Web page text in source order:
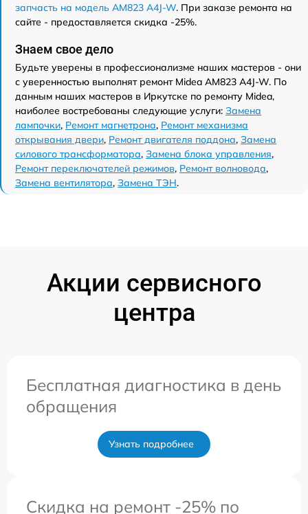
запчасть на модель AM823 A4J-W. При заказе ремонта на
сайте - предоставляется скидка -25%.
Знаем свое дело
Будьте уверены в профессионализме наших мастеров - они
с уверенностью выполнят ремонт Midea AM823 A4J-W. По
данным наших мастеров в Иркутске по ремонту Midea,
наиболее востребованы следующие услуги: Замена
лампочки, Ремонт магнетрона, Ремонт механизма
открывания двери, Ремонт двигателя поддона, Замена
силового трансформатора, Замена блока управления,
Ремонт переключателей режимов, Ремонт волновода,
Замена вентилятора, Замена ТЭН.
Акции сервисного
центра
Бесплатная диагностика в день
обращения
Узнать подробнее
Скидка на ремонт -25% по